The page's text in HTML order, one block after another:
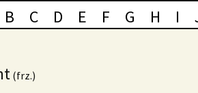
B C D E F G H I
(frz.)